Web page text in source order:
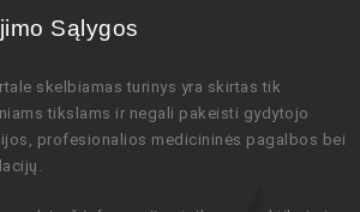
Sąlygos
skelbiamas turinys yra skirtas tik
tikslams ir negali pakeisti gydytojo
profesionalios medicininės pagalbos bei
.